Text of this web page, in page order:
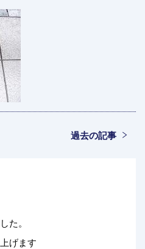
過去の記事
た。
げます